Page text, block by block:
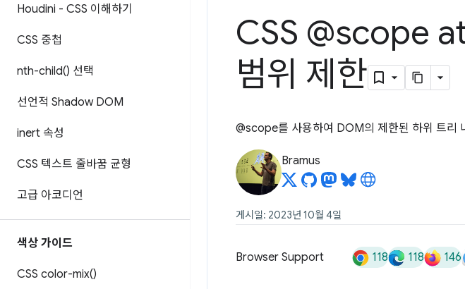
Houdini - CSS 이해하기
CSS 중첩
nth-child() 선택
선언적 Shadow DOM
inert 속성
CSS 텍스트 줄바꿈 균형
고급 아코디언
색상 가이드
CSS color-mix()
CSS @scope
범위 제한
@scope를 사용하여 DOM의 제한된 하위 트리
Bramus
게시일: 2023년 10월 4일
Browser Support 118 118 146